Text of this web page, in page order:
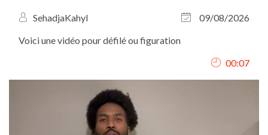
SehadjaKahyl
09/08/2026
Voici une vidéo pour défilé ou figuration
00:07